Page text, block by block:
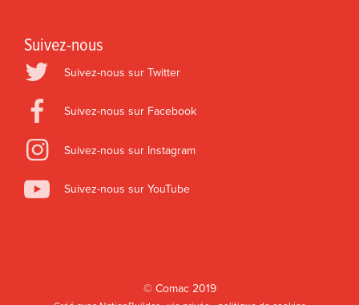
Suivez-nous
Suivez-nous sur Twitter
Suivez-nous sur Facebook
Suivez-nous sur Instagram
Suivez-nous sur YouTube
© Comac2019